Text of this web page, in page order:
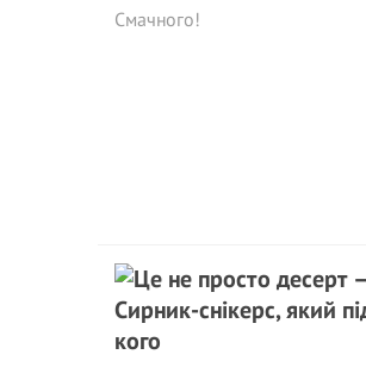
Смачного!